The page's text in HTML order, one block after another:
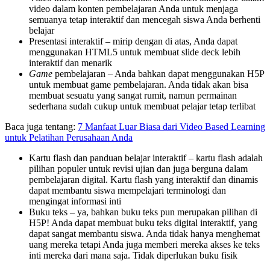
video dalam konten pembelajaran Anda untuk menjaga
semuanya tetap interaktif dan mencegah siswa Anda berhenti
belajar
Presentasi interaktif – mirip dengan di atas, Anda dapat
menggunakan HTML5 untuk membuat slide deck lebih
interaktif dan menarik
Game pembelajaran – Anda bahkan dapat menggunakan H5P
untuk membuat game pembelajaran. Anda tidak akan bisa
membuat sesuatu yang sangat rumit, namun permainan
sederhana sudah cukup untuk membuat pelajar tetap terlibat
Baca juga tentang: 7 Manfaat Luar Biasa dari Video Based Learning
untuk Pelatihan Perusahaan Anda
Kartu flash dan panduan belajar interaktif – kartu flash adalah
pilihan populer untuk revisi ujian dan juga berguna dalam
pembelajaran digital. Kartu flash yang interaktif dan dinamis
dapat membantu siswa mempelajari terminologi dan
mengingat informasi inti
Buku teks – ya, bahkan buku teks pun merupakan pilihan di
H5P! Anda dapat membuat buku teks digital interaktif, yang
dapat sangat membantu siswa. Anda tidak hanya menghemat
uang mereka tetapi Anda juga memberi mereka akses ke teks
inti mereka dari mana saja. Tidak diperlukan buku fisik